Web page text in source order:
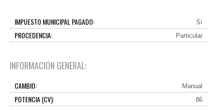
IMPUESTO MUNICIPAL PAGADO: Sí
PROCEDENCIA: Particular
INFORMACIÓN GENERAL:
CAMBIO: Manual
POTENCIA (CV): 86